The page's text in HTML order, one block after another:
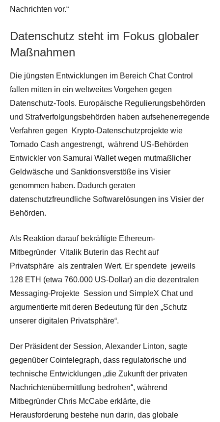
Nachrichten vor.“
Datenschutz steht im Fokus globaler
Maßnahmen
Die jüngsten Entwicklungen im Bereich Chat Control
fallen mitten in ein weltweites Vorgehen gegen
Datenschutz-Tools. Europäische Regulierungsbehörden
und Strafverfolgungsbehörden haben aufsehenerregende
Verfahren gegen
Krypto-Datenschutzprojekte wie
Tornado Cash angestrengt, während US-Behörden
Entwickler von Samurai Wallet wegen mutmaßlicher
Geldwäsche und Sanktionsverstöße ins Visier
genommen haben. Dadurch geraten
datenschutzfreundliche Softwarelösungen ins Visier der
Behörden.
Als Reaktion darauf bekräftigte Ethereum-
Mitbegründer Vitalik Buterin das Recht auf
Privatsphäre als zentralen Wert. Er spendete jeweils
128 ETH (etwa 760.000 US-Dollar) an die dezentralen
Messaging-Projekte Session und SimpleX Chat und
argumentierte mit deren Bedeutung für den „Schutz
unserer digitalen Privatsphäre“.
Der Präsident der Session, Alexander Linton, sagte
gegenüber Cointelegraph, dass regulatorische und
technische Entwicklungen „die Zukunft der privaten
Nachrichtenübermittlung bedrohen“, während
Mitbegründer Chris McCabe erklärte, die
Herausforderung bestehe nun darin, das globale